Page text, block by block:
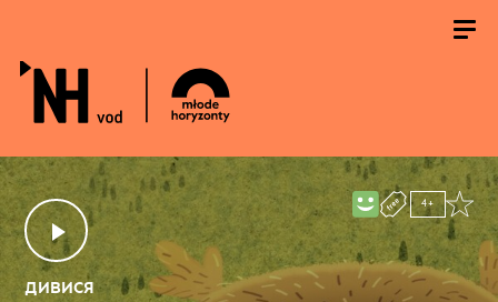
4+
дивися